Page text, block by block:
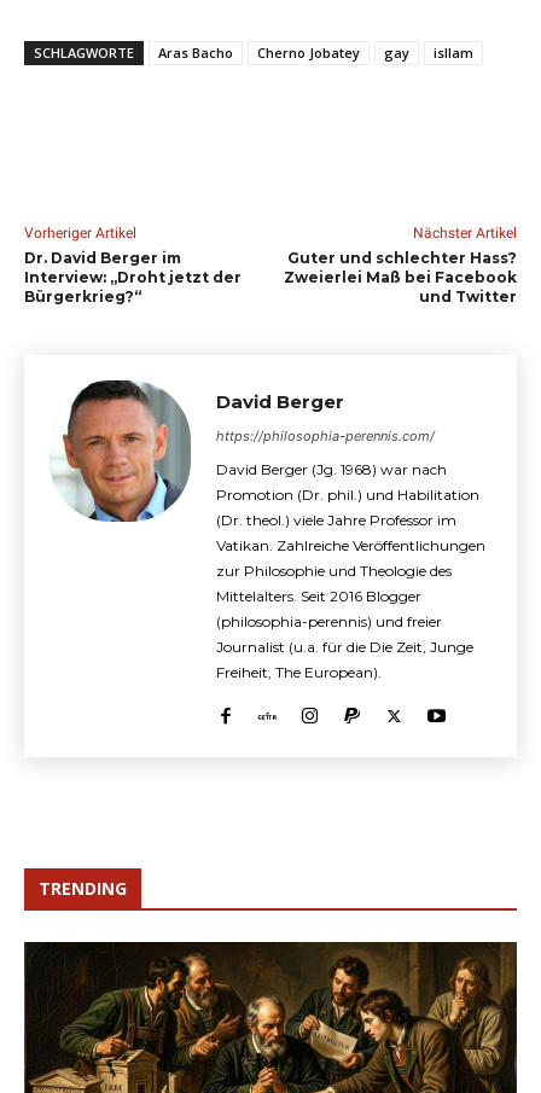
SCHLAGWORTE Aras Bacho Cherno Jobatey gay isllam
Vorheriger Artikel
Dr. David Berger im
Interview: „Droht jetzt der
Bürgerkrieg?“
Nächster Artikel
Guter und schlechter Hass?
Zweierlei Maß bei Facebook
und Twitter
David Berger
https://philosophia-perennis.com/
David Berger (Jg. 1968) war nach
Promotion (Dr. phil.) und Habilitation
(Dr. theol.) viele Jahre Professor im
Vatikan. Zahlreiche Veröffentlichungen
zur Philosophie und Theologie des
Mittelalters. Seit 2016 Blogger
(philosophia-perennis) und freier
Journalist (u.a. für die Die Zeit, Junge
Freiheit, The European).
TRENDING